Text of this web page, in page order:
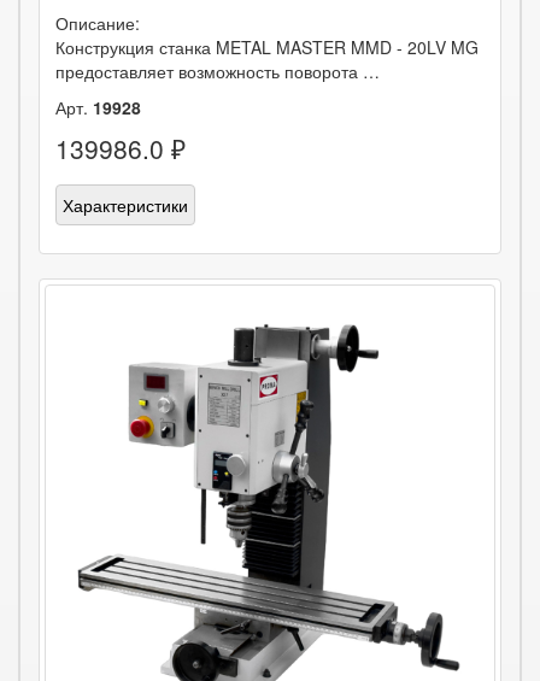
Описание:
Конструкция станка METAL MASTER MMD - 20LV MG
предоставляет возможность поворота …
Арт. 19928
139986.0 ₽
Характеристики